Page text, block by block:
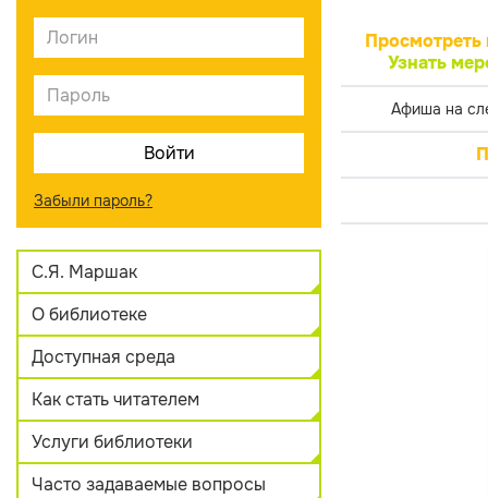
Забыли пароль?
С.Я. Маршак
О библиотеке
Доступная среда
Как стать читателем
Услуги библиотеки
Часто задаваемые вопросы
Просмотреть
Узнать
Афиша на